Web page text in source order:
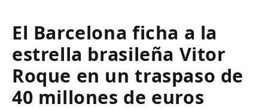
El Barcelona ficha a la
estrella brasileña Vitor
Roque en un traspaso de
40 millones de euros